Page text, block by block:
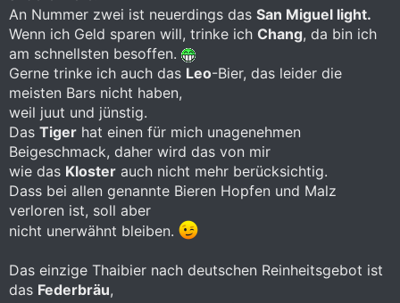
An Nummer zwei ist neuerdings das San Miguel light.
Wenn ich Geld sparen will, trinke ich Chang, da bin ich
am schnellsten besoffen.
Gerne trinke ich auch das Leo-Bier, das leider die
meisten Bars nicht haben,
weil juut und jünstig.
Das Tiger hat einen für mich unagenehmen
Beigeschmack, daher wird das von mir
wie das Kloster auch nicht mehr berücksichtig.
Dass bei allen genannte Bieren Hopfen und Malz
verloren ist, soll aber
nicht unerwähnt bleiben.
Das einzige Thaibier nach deutschen Reinheitsgebot ist
das Federbräu,